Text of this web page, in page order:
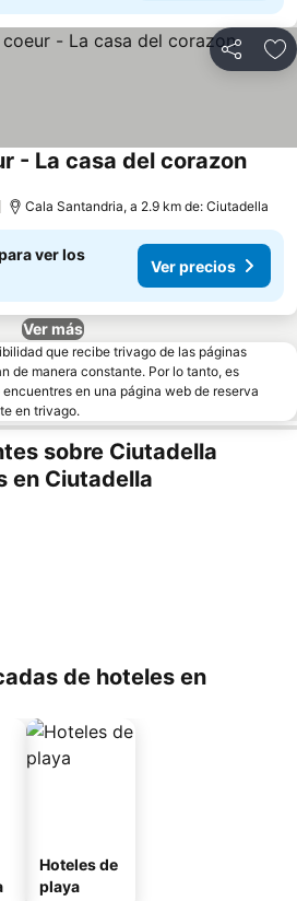
Compartir
- La casa del corazon
Cala Santandria, a 2.9 km de: Ciutadella
ver los
Ver precios
Ver más
que recibe trivago de las páginas
de manera constante. Por lo tanto, es
en una página web de reserva
en trivago.
sobre Ciutadella
en Ciutadella
de hoteles en
Hoteles de
playa